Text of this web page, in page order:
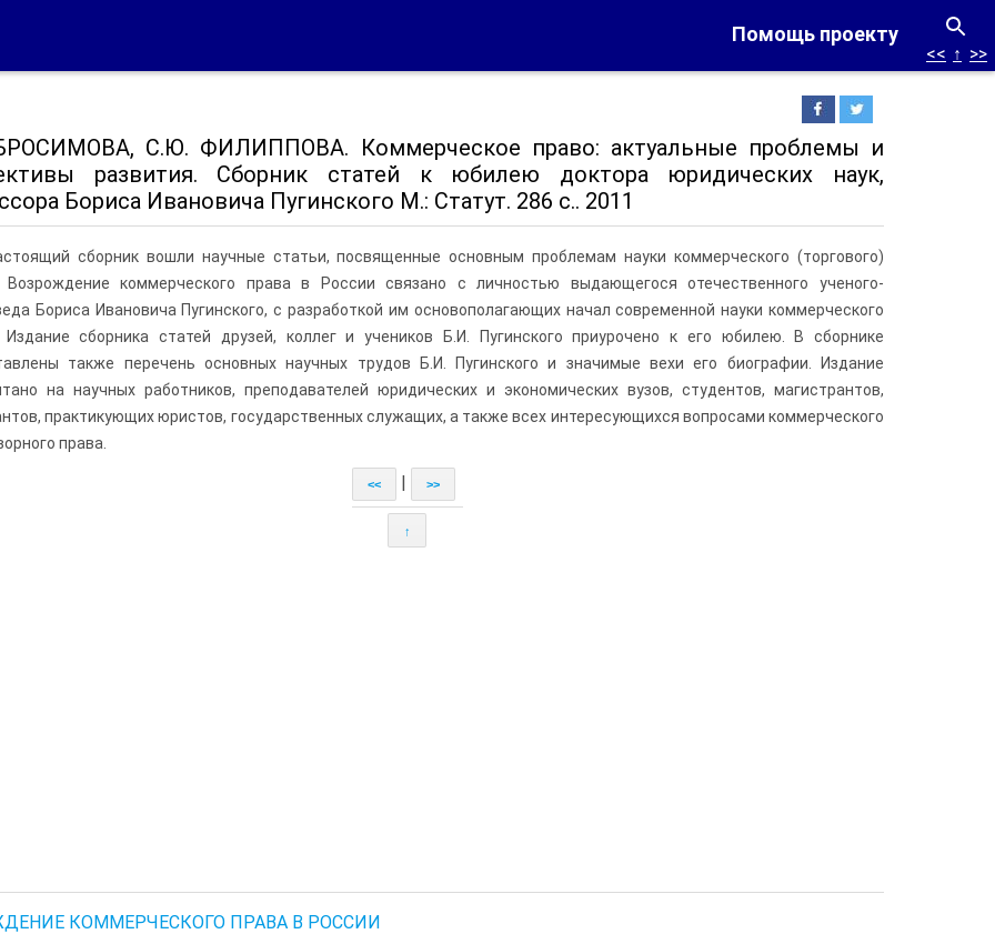
Помощь проекту
<< ↑ >>
С.Ю. ФИЛИППОВА. Коммерческое право: актуальные проблемы и
развития. Сборник статей к юбилею доктора юридических наук,
Бориса Ивановича Пугинского М.: Статут. 286 с.. 2011
сборник вошли научные статьи, посвященные основным проблемам науки коммерческого (торгового)
Возрождение коммерческого права в России связано с личностью выдающегося отечественного ученого-
Бориса Ивановича Пугинского, с разработкой им основополагающих начал современной науки коммерческого
Издание сборника статей друзей, коллег и учеников Б.И. Пугинского приурочено к его юбилею. В сборнике
также перечень основных научных трудов Б.И. Пугинского и значимые вехи его биографии. Издание
на научных работников, преподавателей юридических и экономических вузов, студентов, магистрантов,
практикующих юристов, государственных служащих, а также всех интересующихся вопросами коммерческого
права.
<< >>
↑
КОММЕРЧЕСКОГО ПРАВА В РОССИИ